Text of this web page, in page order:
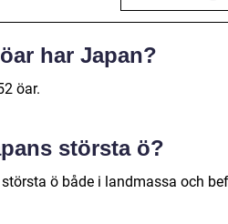
har Japan?
öar.
största ö?
ö både i landmassa och